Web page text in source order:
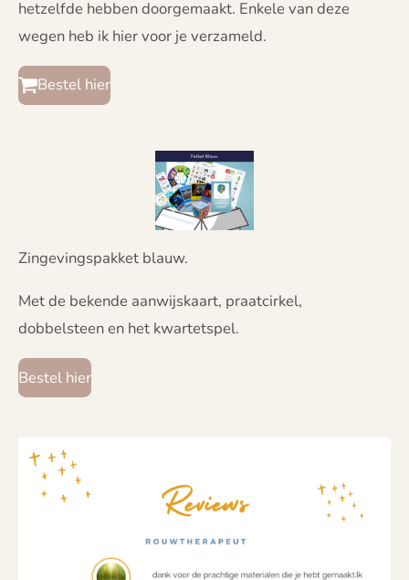
hetzelfde hebben doorgemaakt. Enkele van deze
wegen heb ik hier voor je verzameld.
Bestel hier
Zingevingspakket blauw.
Met de bekende aanwijskaart, praatcirkel,
dobbelsteen en het kwartetspel.
Bestel hier